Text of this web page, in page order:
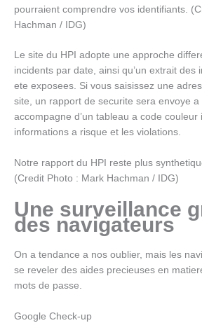
pourraient comprendre vos identifiants.
Hachman / IDG)
Le site du HPI adopte une approche
incidents par date, ainsi qu’un extrait des
ete exposees. Si vous saisissez une
site, un rapport de securite sera envoye a
accompagne d’un tableau a code couleur
informations a risque et les violations.
Notre rapport du HPI reste plus
(Credit Photo : Mark Hachman / IDG)
Une surveillance
des navigateurs
On a tendance a nos oublier, mais les
se reveler des aides precieuses en
mots de passe.
Google Check-up